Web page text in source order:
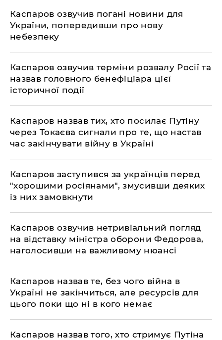
Каспаров озвучив погані новини для
України, попередивши про нову
небезпеку
Каспаров озвучив терміни розвалу Росії та
назвав головного бенефіціара цієї
історичної події
Каспаров назвав тих, хто посилає Путіну
через Токаєва сигнали про те, що настав
час закінчувати війну в Україні
​Каспаров заступився за українців перед
"хорошими росіянами", змусивши деяких
із них замовкнути
​Каспаров озвучив нетривіальний погляд
на відставку міністра оборони Федорова,
наголосивши на важливому нюансі
​Каспаров назвав те, без чого війна в
Україні не закінчиться, але ресурсів для
цього поки що ні в кого немає
​Каспаров назвав того, хто стримує Путіна